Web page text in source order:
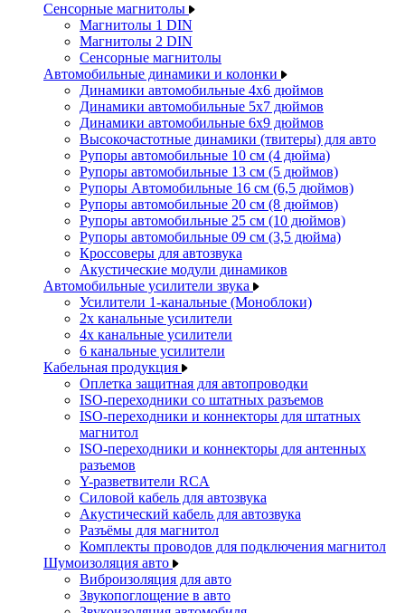
Сенсорные магнитолы
Магнитолы 1 DIN
Магнитолы 2 DIN
Сенсорные магнитолы
Автомобильные динамики и колонки
Динамики автомобильные 4x6 дюймов
Динамики автомобильные 5x7 дюймов
Динамики автомобильные 6x9 дюймов
Высокочастотные динамики (твитеры) для авто
Рупоры автомобильные 10 см (4 дюйма)
Рупоры автомобильные 13 см (5 дюймов)
Рупоры Автомобильные 16 см (6,5 дюймов)
Рупоры автомобильные 20 см (8 дюймов)
Рупоры автомобильные 25 см (10 дюймов)
Рупоры автомобильные 09 см (3,5 дюйма)
Кроссоверы для автозвука
Акустические модули динамиков
Автомобильные усилители звука
Усилители 1-канальные (Моноблоки)
2х канальные усилители
4х канальные усилители
6 канальные усилители
Кабельная продукция
Оплетка защитная для автопроводки
ISO-переходники со штатных разъемов
ISO-переходники и коннекторы для штатных
магнитол
ISO-переходники и коннекторы для антенных
разъемов
Y-разветвители RCA
Силовой кабель для автозвука
Акустический кабель для автозвука
Разъёмы для магнитол
Комплекты проводов для подключения магнитол
Шумоизоляция авто
Виброизоляция для авто
Звукопоглощение в авто